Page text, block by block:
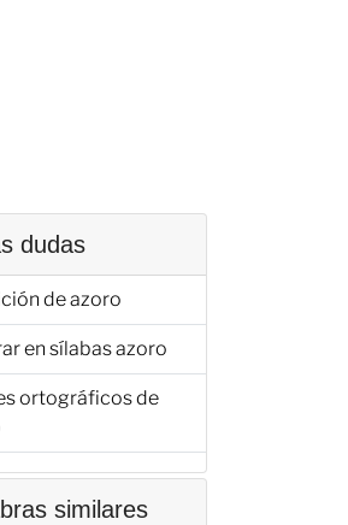
dudas
de azoro
en sílabas azoro
ortográficos de
similares